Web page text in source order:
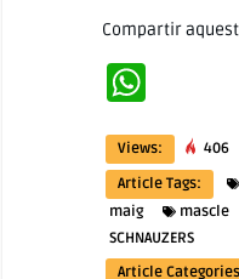
Compartir
Views:
406
Article Tags:
maig
mascle
SCHNAUZERS
Article